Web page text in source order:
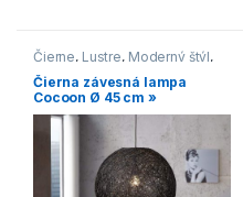
Čierne, Lustre, Moderný štýl,
Vidiecky štýl
Čierna závesná lampa
Cocoon Ø 45 cm »